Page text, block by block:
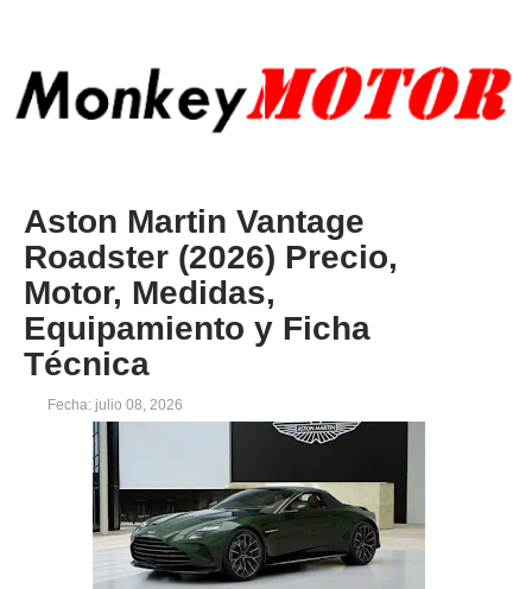
Aston Martin Vantage
Roadster (2026) Precio,
Motor, Medidas,
Equipamiento y Ficha
Técnica
Fecha: julio 08, 2026